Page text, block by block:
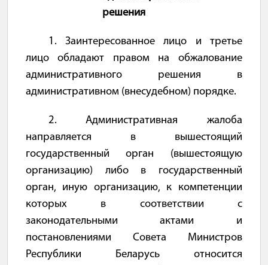
решения
1. Заинтересованное лицо и третье
лицо обладают правом на обжалование
административного решения в
административном (внесудебном) порядке.
2. Административная жалоба
направляется в вышестоящий
государственный орган (вышестоящую
организацию) либо в государственный
орган, иную организацию, к компетенции
которых в соответствии с
законодательными актами и
постановлениями Совета Министров
Республики Беларусь относится